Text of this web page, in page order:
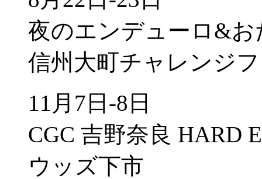
夜のエンデューロ&
信州大町チャレンジ
11月7日-8日
CGC 吉野奈良 HARD
ウッズ下市